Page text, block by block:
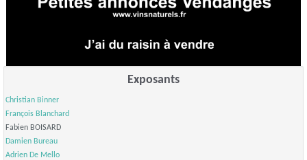
Exposants
Christian Binner
François Blanchard
Fabien BOISARD
Damien Bureau
Adrien De Mello